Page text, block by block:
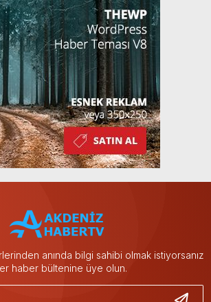
anında bilgi sahibi olmak istiyorsanız
haber bültenine üye olun.